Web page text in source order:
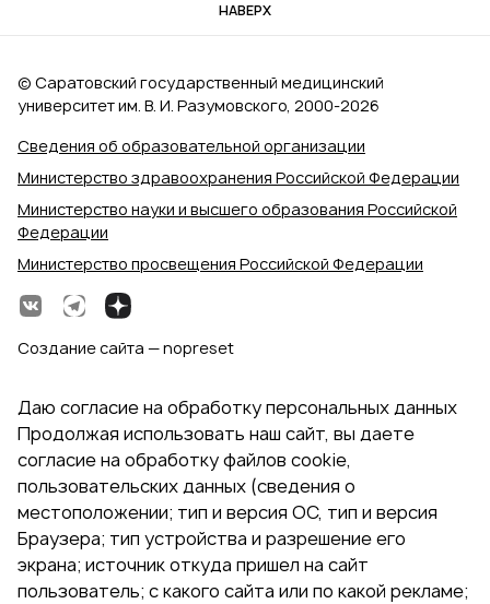
НАВЕРХ
Сведения об образовательной организации
Министерство здравоохранения Российской Федерации
Министерство науки и высшего образования Российской
Федерации
Министерство просвещения Российской Федерации
© Саратовский государственный медицинский
университет им. В. И. Разумовского, 2000‑2026
Создание сайта — nopreset
Даю согласие на обработку персональных данных
Продолжая использовать наш сайт, вы даете
согласие на обработку файлов cookie,
пользовательских данных (сведения о
местоположении; тип и версия ОС, тип и версия
Браузера; тип устройства и разрешение его
экрана; источник откуда пришел на сайт
пользователь; с какого сайта или по какой рекламе;